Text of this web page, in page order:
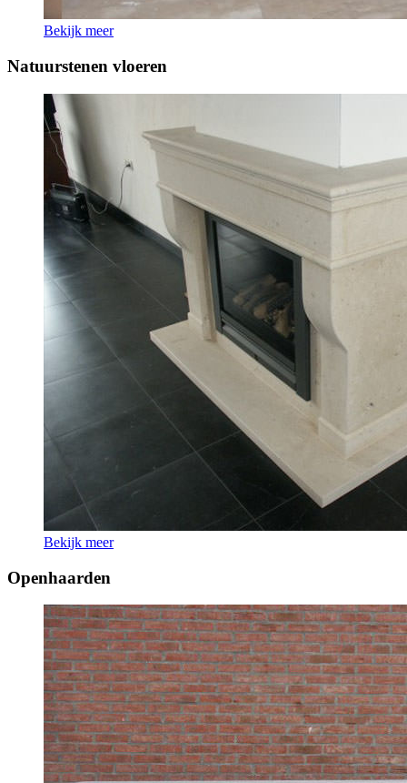
Bekijk meer
Natuurstenen vloeren
Bekijk meer
Openhaarden